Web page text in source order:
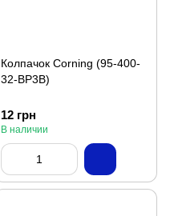
Колпачок Corning (95-400-
32-BP3B)
12 грн
В наличии